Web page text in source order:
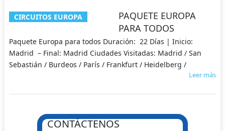
CIRCUITOS EUROPA
PAQUETE EUROPA
PARA TODOS
Paquete Europa para todos Duración: 22 Días | Inicio:
Madrid – Final: Madrid Ciudades Visitadas: Madrid / San
Sebastián / Burdeos / París / Frankfurt / Heidelberg /
Leer más
NAVEGACIÓN
CONTÁCTENOS